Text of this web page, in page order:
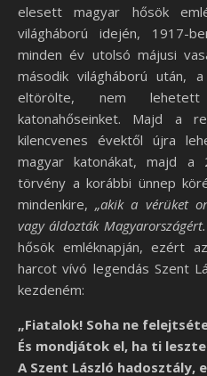
elesett magyar hősök
világháború idején, 1917-
minden év utolsó májusi
második világháború után,
eltörölte, nem lehetett
katonahőseinket. Majd a
kilencvenes évektől újra
magyar katonákat, majd a
törvény a korábbi ünnep
mindenkire,„akik a vérüket
vagy áldozták
hősök emléknapján, ezért
harcot vívó legendás Szent
kezdeném:
„Fiatalok! Soha ne
És mondjátok el, ha ti
A Szent László hadosztály,